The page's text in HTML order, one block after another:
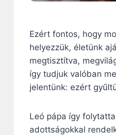
Ezért fontos, hogy
helyezzük, életünk
megtisztítva,
így tudjuk valóban
jelentünk: ezért
Leó pápa így
adottságokkal